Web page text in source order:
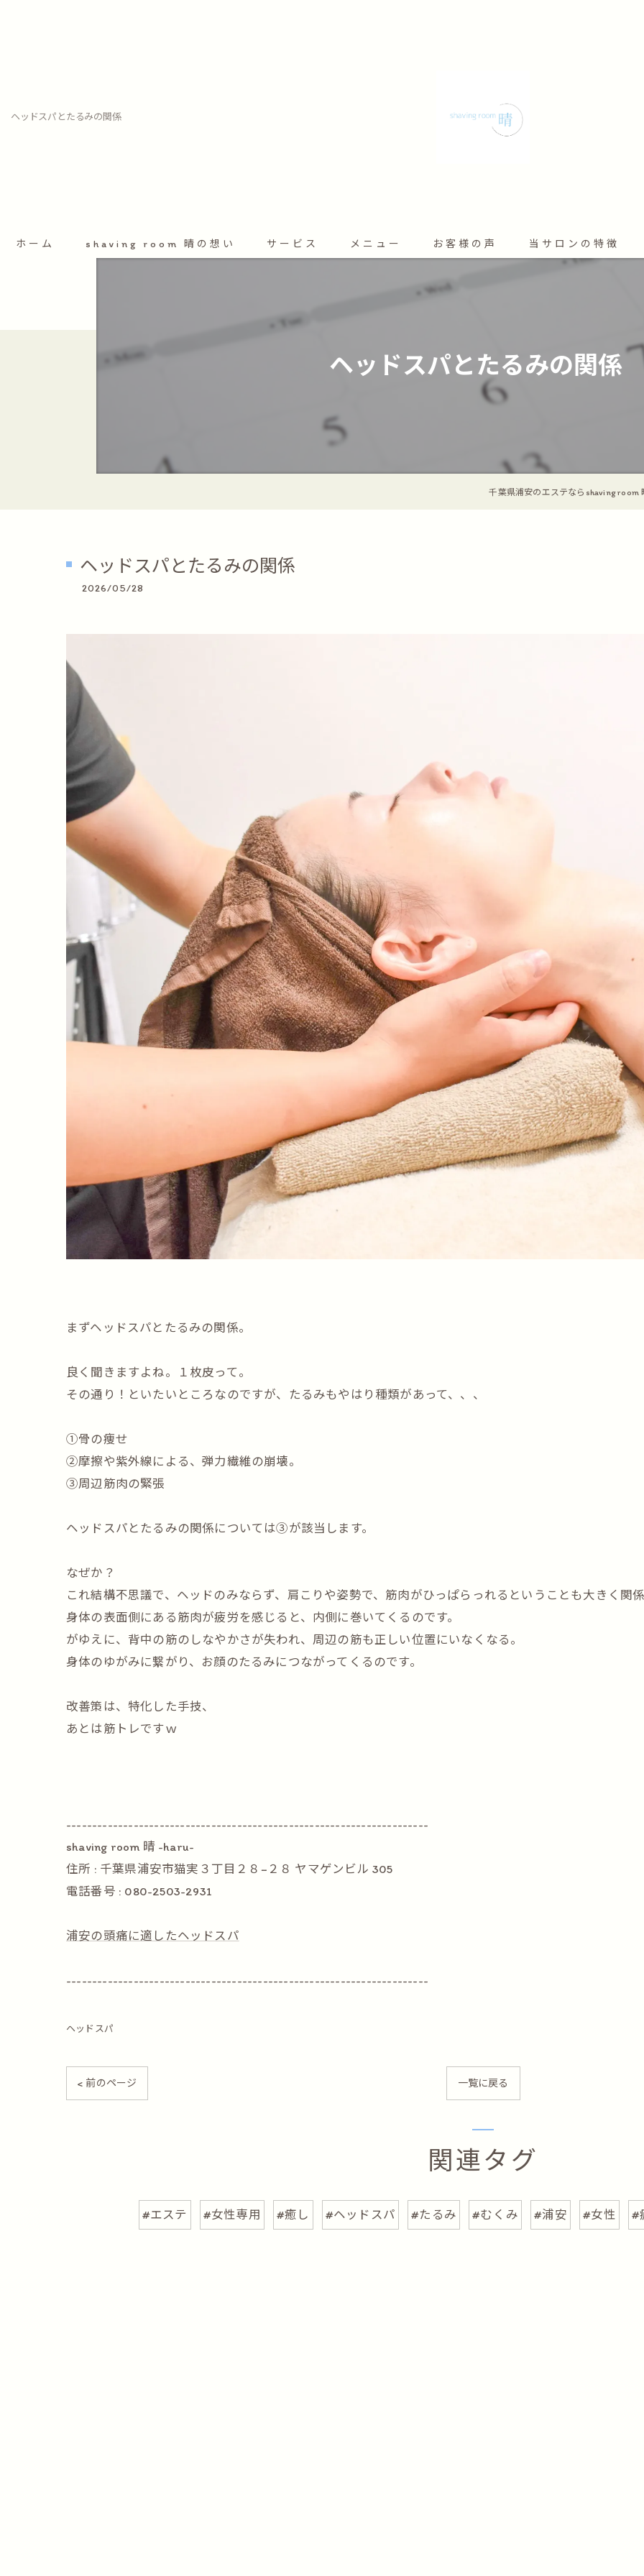
ヘッドスパとたるみの関係
ホーム shaving room 晴の想い サービス メニュー お客様の声 当サロンの特徴
フェイシャル
ヘッドスパとたるみの関係
千葉県浦安のエステならshaving room
ヘッドスパとたるみの関係
2026/05/28
まずヘッドスパとたるみの関係。
良く聞きますよね。１枚皮って。
その通り！といたいところなのですが、たるみもやはり種類があって、、、
①骨の痩せ
②摩擦や紫外線による、弾力繊維の崩壊。
③周辺筋肉の緊張
ヘッドスパとたるみの関係については③が該当します。
なぜか？
これ結構不思議で、ヘッドのみならず、肩こりや姿勢で、筋肉がひっぱらっれるということも大きく関
身体の表面側にある筋肉が疲労を感じると、内側に巻いてくるのです。
がゆえに、背中の筋のしなやかさが失われ、周辺の筋も正しい位置にいなくなる。
身体のゆがみに繋がり、お顔のたるみにつながってくるのです。
改善策は、特化した手技、
あとは筋トレですｗ
----------------------------------------------------------------------
shaving room 晴 -haru-
住所 : 千葉県浦安市猫実３丁目２８−２８ ヤマゲンビル 305
電話番号 : 080-2503-2931
浦安の頭痛に適したヘッドスパ
----------------------------------------------------------------------
ヘッドスパ
< 前のページ 一覧に戻る
関連タグ
#エステ #女性専用 #癒し #ヘッドスパ #たるみ #むくみ #浦安 #女性 #